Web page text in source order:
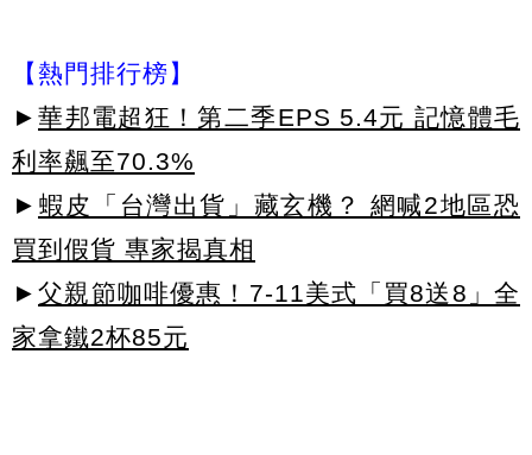
【熱門排行榜】
► 華邦電超狂！第二季EPS 5.4元 記憶體毛
利率飆至70.3%
► 蝦皮「台灣出貨」藏玄機？ 網喊2地區恐
買到假貨 專家揭真相
► 父親節咖啡優惠！7-11美式「買8送8」全
家拿鐵2杯85元